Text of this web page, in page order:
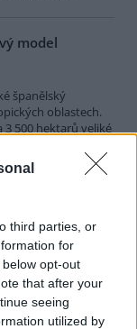
third parties, or
for
opt-out
that after your
seeing
utilized by
model
španělský
oblastech.
3 500 hektarů veliké
organizací,
Kellogova nadace
Za svoji
pracují dnes v
pracuje v
institucích a
studiu